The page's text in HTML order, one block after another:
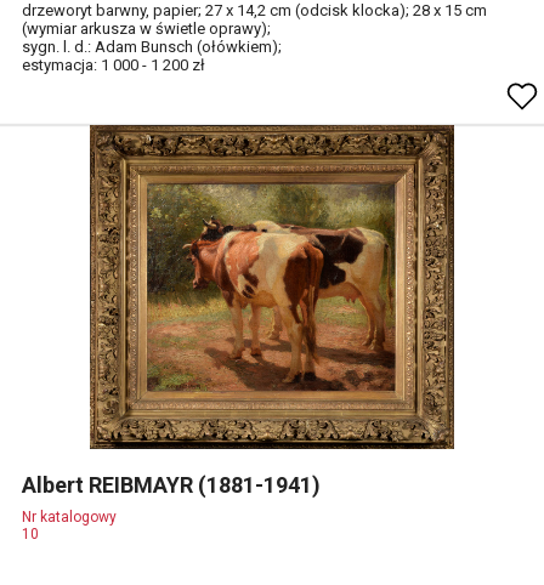
drzeworyt barwny, papier; 27 x 14,2 cm (odcisk klocka); 28 x 15 cm
(wymiar arkusza w świetle oprawy);
sygn. l. d.: Adam Bunsch (ołówkiem);
estymacja: 1 000 - 1 200 zł
Albert REIBMAYR (1881-1941)
Nr katalogowy
10